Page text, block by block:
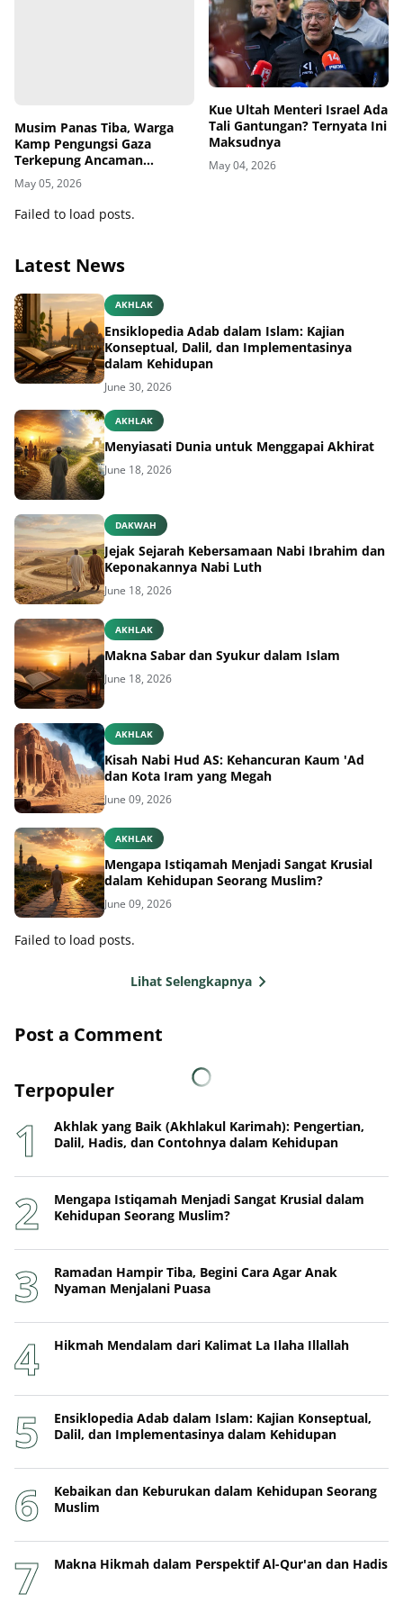
Terkepung Ancaman
Penyakit Kulit
May 05, 2026
Kue Ultah Menteri Israel Ada
Tali Gantungan? Ternyata Ini
Maksudnya
May 04, 2026
Failed to load posts.
Latest News
AKHLAK
Ensiklopedia Adab dalam Islam: Kajian
Konseptual, Dalil, dan Implementasinya
dalam Kehidupan
June 30, 2026
AKHLAK
Menyiasati Dunia untuk Menggapai Akhirat
June 18, 2026
Jejak Sejarah Kebersamaan Nabi Ibrahim dan
Keponakannya Nabi Luth
June 18, 2026
AKHLAK
Makna Sabar dan Syukur dalam Islam
June 18, 2026
Kisah Nabi Hud AS: Kehancuran Kaum 'Ad
dan Kota Iram yang Megah
June 09, 2026
AKHLAK
Mengapa Istiqamah Menjadi Sangat Krusial
dalam Kehidupan Seorang Muslim?
June 09, 2026
Failed to load posts.
Lihat Selengkapnya
Akhlak yang Baik (Akhlakul Karimah): Pengertian,
Dalil, Hadis, dan Contohnya dalam Kehidupan
Kehidupan Seorang Muslim?
Nyaman Menjalani Puasa
Dalil, dan Implementasinya dalam Kehidupan
Muslim